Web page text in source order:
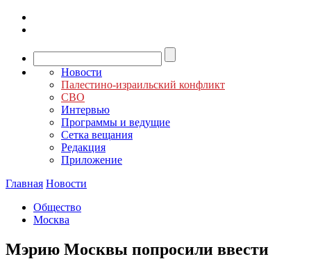
Новости
Палестино-израильский конфликт
СВО
Интервью
Программы и ведущие
Сетка вещания
Редакция
Приложение
Главная Новости
Общество
Москва
Мэрию Москвы попросили ввести